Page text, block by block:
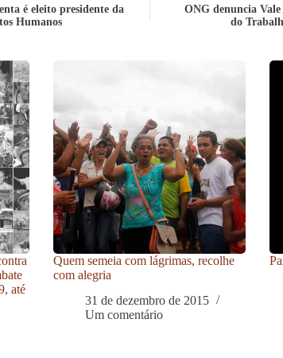
é eleito presidente da
Humanos
ONG denuncia
do
até
Quem semeia com lágrimas, recolhe
com alegria
31 de dezembro de 2015
Um comentário